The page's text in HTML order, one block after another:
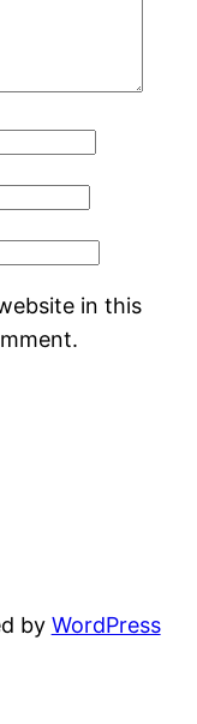
in this
by WordPress